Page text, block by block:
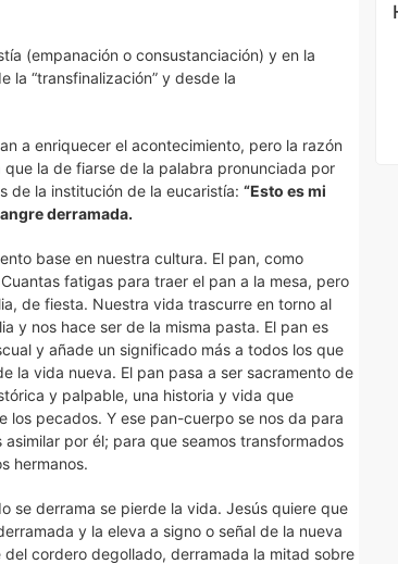
(empanación o consustanciación) y en la
la “transfinalización” y desde la
a enriquecer el acontecimiento, pero la razón
que la de fiarse de la palabra pronunciada por
de la institución de la eucaristía: “Esto es mi
derramada.
base en nuestra cultura. El pan, como
fatigas para traer el pan a la mesa, pero
de fiesta. Nuestra vida trascurre en torno al
y nos hace ser de la misma pasta. El pan es
y añade un significado más a todos los que
la vida nueva. El pan pasa a ser sacramento de
y palpable, una historia y vida que
pecados. Y ese pan-cuerpo se nos da para
por él; para que seamos transformados
hermanos.
se derrama se pierde la vida. Jesús quiere que
y la eleva a signo o señal de la nueva
cordero degollado, derramada la mitad sobre